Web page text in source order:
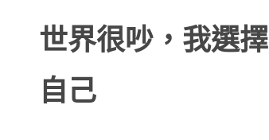
世界很吵，我選
自己